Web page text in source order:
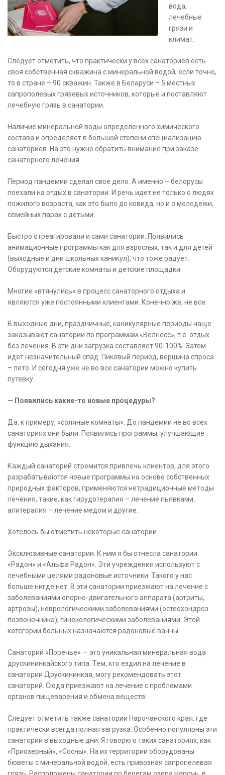
вода,
лечебные
грязи и
климат.
Следует отметить, что практически у всех санаториев есть
своя собственная скважина с минеральной водой, если точно,
то в стране – 90 скважин. Также в Беларуси – 5 местных
сапрополевых грязевых источников, которые и поставляют
лечебную грязь в санатории.
Наличие минеральной воды определенного химического
состава и определяет в большой степени специализацию
санаториев. На это нужно обратить внимание при заказе
санаторного лечения.
Период пандемии сделал свое дело. А именно – белорусы
поехали на отдых в санатории. И речь идет не только о людях
пожилого возраста, как это было до ковида, но и о молодежи,
семейных парах с детьми.
Быстро отреагировали и сами санатории. Появились
анимационные программы как для взрослых, так и для детей
(выходные и дни школьных каникул), что тоже радует.
Оборудуются детские комнаты и детские площадки.
Многие «втянулись» в процесс санаторного отдыха и
являются уже постоянными клиентами. Конечно же, не все.
В выходные дни, праздничные, каникулярные периоды чаще
заказывают санатории по программам «Велнесс», т.е. отдых
без лечения. В эти дни загрузка составляет 90-100%. Затем
идет незначительный спад. Пиковый период, вершина спроса
– лето. И сегодня уже не во все санатории можно купить
путевку.
— Появились какие-то новые процедуры?
Да, к примеру, «соляные комнаты». До пандемии не во всех
санаториях они были. Появились программы, улучшающие
функцию дыхания.
Каждый санаторий стремится привлечь клиентов, для этого
разрабатываются новые программы на основе собственных
природных факторов, применяются нетрадиционные методы
лечения, такие, как гирудотерапия – лечение пьявками,
апитерапия – лечение медом и другие.
Хотелось бы отметить некоторые санатории.
Эксклюзивные санатории. К ним я бы отнесла санатории
«Радон» и «Альфа Радон». Эти учреждения используют с
лечебными целями радоновые источники. Такого у нас
больше нигде нет. В эти санатории приезжают на лечение с
заболеваниями опорно-двигательного аппарата (артриты,
артрозы), неврологическими заболеваниями (остеохондроз
позвоночника), гинекологическими заболеваниями. Этой
категории больных назначаются радоновые ванны.
Санаторий «Поречье» — это уникальная минеральная вода
друскининкайского типа. Тем, кто ездил на лечение в
санатории Друскининкая, могу рекомендовать этот
санаторий. Сюда приезжают на лечение с проблемами
органов пищеварения и обмена веществ.
Следует отметить также санатории Нарочанского края, где
практически всегда полная загрузка. Особенно популярны эти
санатории в выходные дни. Я говорю о таких санаториях, как
«Приозерный», «Сосны». На их территории оборудованы
бюветы с минеральной водой, есть привозная сапропелевая